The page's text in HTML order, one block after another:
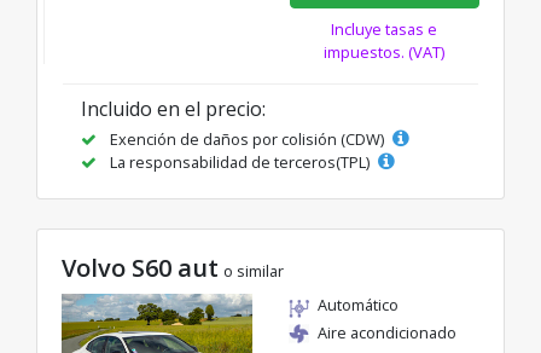
Incluye tasas e
impuestos. (VAT)
Incluido en el precio:
Exención de daños por colisión (CDW)
La responsabilidad de terceros(TPL)
Volvo S60 aut o similar
Automático
Aire acondicionado